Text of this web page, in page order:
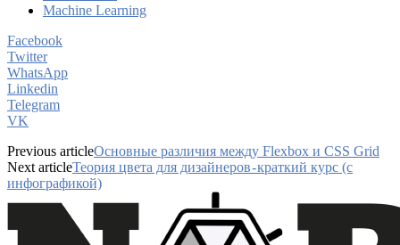
Machine Learning
Facebook
Twitter
WhatsApp
Linkedin
Telegram
VK
Previous articleОсновные различия между Flexbox и CSS Grid
Next articleТеория цвета для дизайнеров - краткий курс (с
инфографикой)